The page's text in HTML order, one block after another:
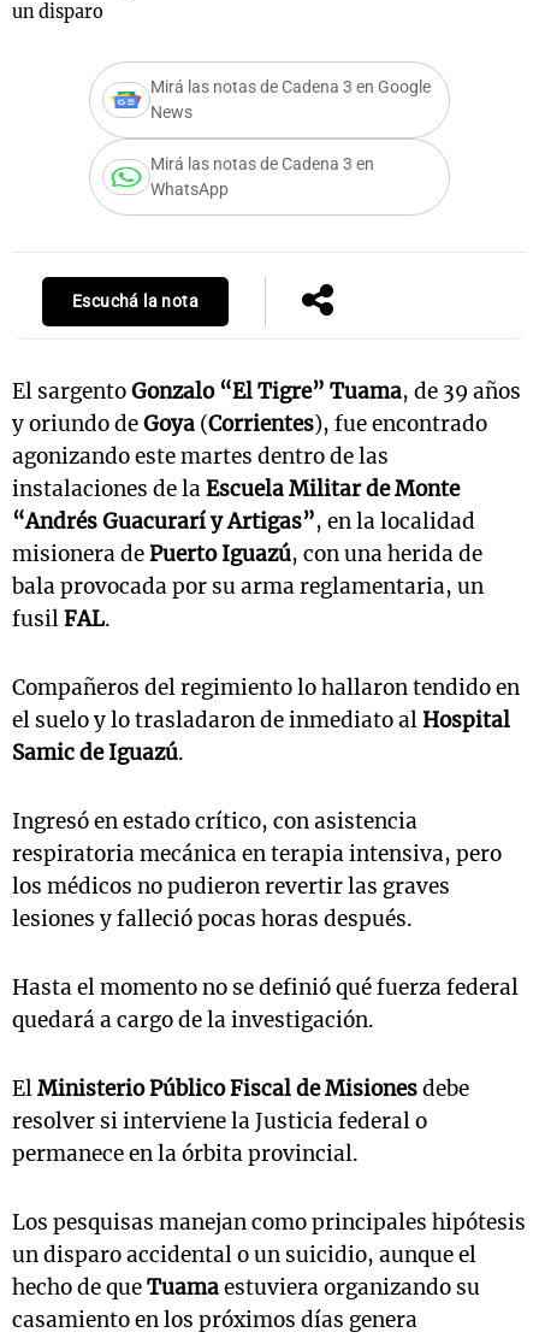
un disparo
Mirá las notas de Cadena 3 en Google
News
Mirá las notas de Cadena 3 en
WhatsApp
Escuchá la nota
El sargentoGonzalo “El Tigre” Tuama, de 39 años
y oriundo deGoya (Corrientes), fue encontrado
agonizando este martes dentro de las
instalaciones de laEscuela Militar de Monte
“Andrés Guacurarí y Artigas”, en la localidad
misionera dePuerto Iguazú, con una herida de
bala provocada por su arma reglamentaria, un
fusilFAL.
Compañeros del regimiento lo hallaron tendido en
el suelo y lo trasladaron de inmediato alHospital
Samic de Iguazú.
Ingresó en estado crítico, con asistencia
respiratoria mecánica en terapia intensiva, pero
los médicos no pudieron revertir las graves
lesiones y falleció pocas horas después.
Hasta el momento no se definió qué fuerza federal
quedará a cargo de la investigación.
ElMinisterio Público Fiscal de Misionesdebe
resolver si interviene la Justicia federal o
permanece en la órbita provincial.
Los pesquisas manejan como principales hipótesis
un disparo accidental o un suicidio, aunque el
hecho de queTuamaestuviera organizando su
casamiento en los próximos días genera